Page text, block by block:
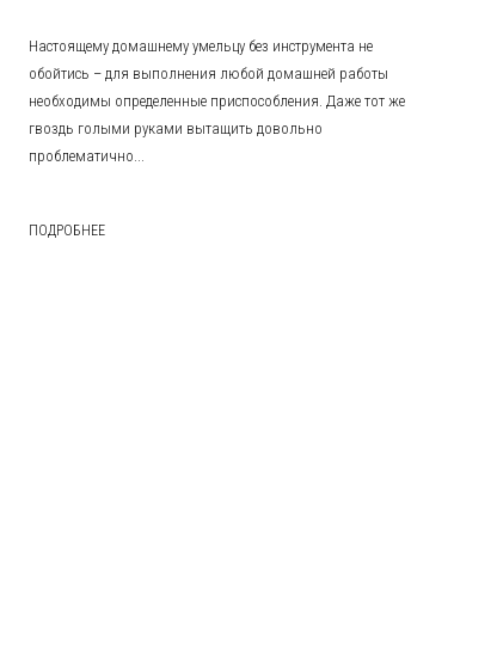
Настоящему домашнему умельцу без инструмента не
обойтись – для выполнения любой домашней работы
необходимы определенные приспособления. Даже тот же
гвоздь голыми руками вытащить довольно
проблематично...
ПОДРОБНЕЕ